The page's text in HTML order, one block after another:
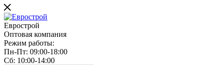
Еврострой
Оптовая компания
Режим работы:
Пн-Пт: 09:00-18:00
Сб: 10:00-14:00